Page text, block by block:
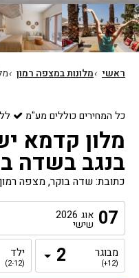
ראשי ›מלונות במצפה רמון ›
כל המחירים כוללים מע"מ
מלון קדמא
בנגב בשדה
כתובת: שדה בוקר, מצפה רמון
07 אוג 2026
שישי
מבוגר
(12+)
ילד
(2-12)